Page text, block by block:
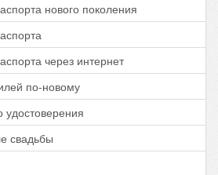
нового поколения
через интернет
по-новому
удостоверения
свадьбы